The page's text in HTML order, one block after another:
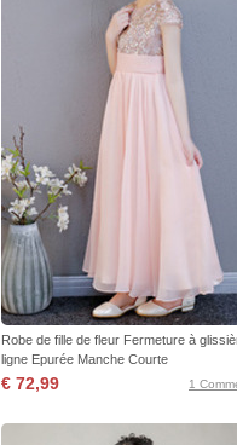
Robe de fille de fleur Fermeture à
ligne Epurée Manche Courte
€ 72,99 1